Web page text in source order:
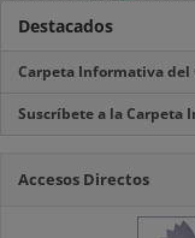
Destacados
Carpeta Informativa del
Suscríbete a la Carpeta
Accesos Directos